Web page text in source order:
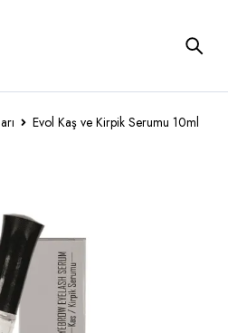
Evol Kaş ve Kirpik Serumu 10ml